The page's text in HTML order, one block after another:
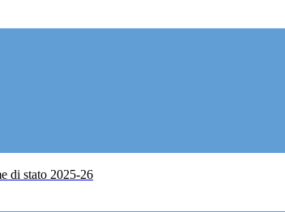
di stato 2025-26